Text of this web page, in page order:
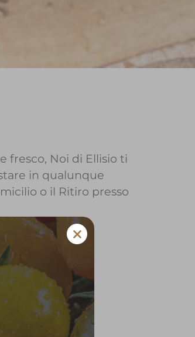
fresco, Noi di Ellisio ti
in qualunque
o il Ritiro presso